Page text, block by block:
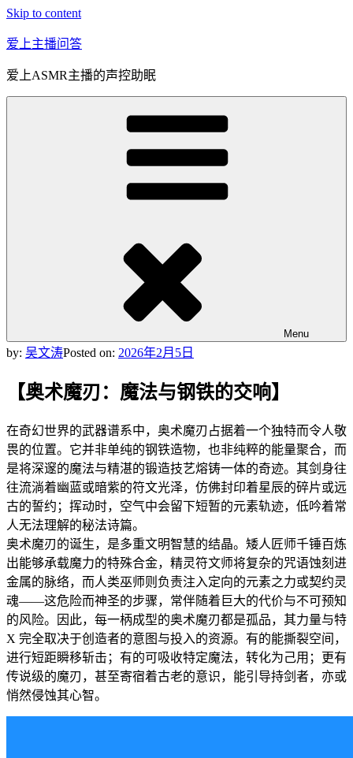
Skip to content
爱上主播问答
爱上ASMR主播的声控助眠
Menu
by: 吴文涛Posted on: 2026年2月5日
【奥术魔刃：魔法与钢铁的交响】
在奇幻世界的武器谱系中，奥术魔刃占据着一个独特而令人敬
畏的位置。它并非单纯的钢铁造物，也非纯粹的能量聚合，而
是将深邃的魔法与精湛的锻造技艺熔铸一体的奇迹。其剑身往
往流淌着幽蓝或暗紫的符文光泽，仿佛封印着星辰的碎片或远
古的誓约；挥动时，空气中会留下短暂的元素轨迹，低吟着常
人无法理解的秘法诗篇。
奥术魔刃的诞生，是多重文明智慧的结晶。矮人匠师千锤百炼
出能够承载魔力的特殊合金，精灵符文师将复杂的咒语蚀刻进
金属的脉络，而人类巫师则负责注入定向的元素之力或契约灵
魂——这危险而神圣的步骤，常伴随着巨大的代价与不可预知
的风险。因此，每一柄成型的奥术魔刃都是孤品，其力量与特
X 完全取决于创造者的意图与投入的资源。有的能撕裂空间，
进行短距瞬移斩击；有的可吸收特定魔法，转化为己用；更有
传说级的魔刃，甚至寄宿着古老的意识，能引导持剑者，亦或
悄然侵蚀其心智。